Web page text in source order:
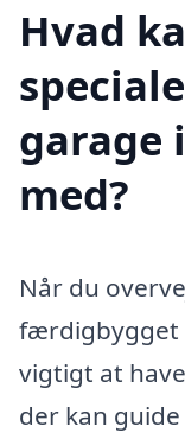
Hvad
garage
med?
Når du
færdigbygget
vigtigt at
der kan